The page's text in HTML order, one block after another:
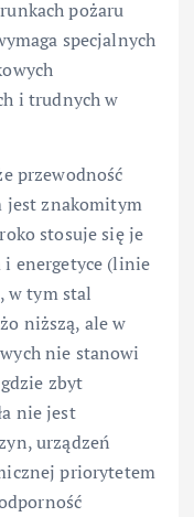
pożaru
specjalnych
i trudnych w
przewodność
jest znakomitym
stosuje się je
energetyce (linie
w tym stal
niższą, ale w
nie stanowi
zbyt
nie jest
urządzeń
priorytetem